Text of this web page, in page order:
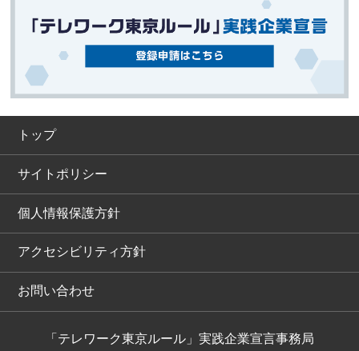
トップ
サイトポリシー
個人情報保護方針
アクセシビリティ方針
お問い合わせ
「テレワーク東京ルール」実践企業宣言事務局